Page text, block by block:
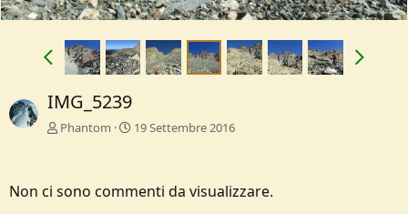
IMG_5239
Phantom 19 Settembre 2016
Non ci sono commenti da visualizzare.